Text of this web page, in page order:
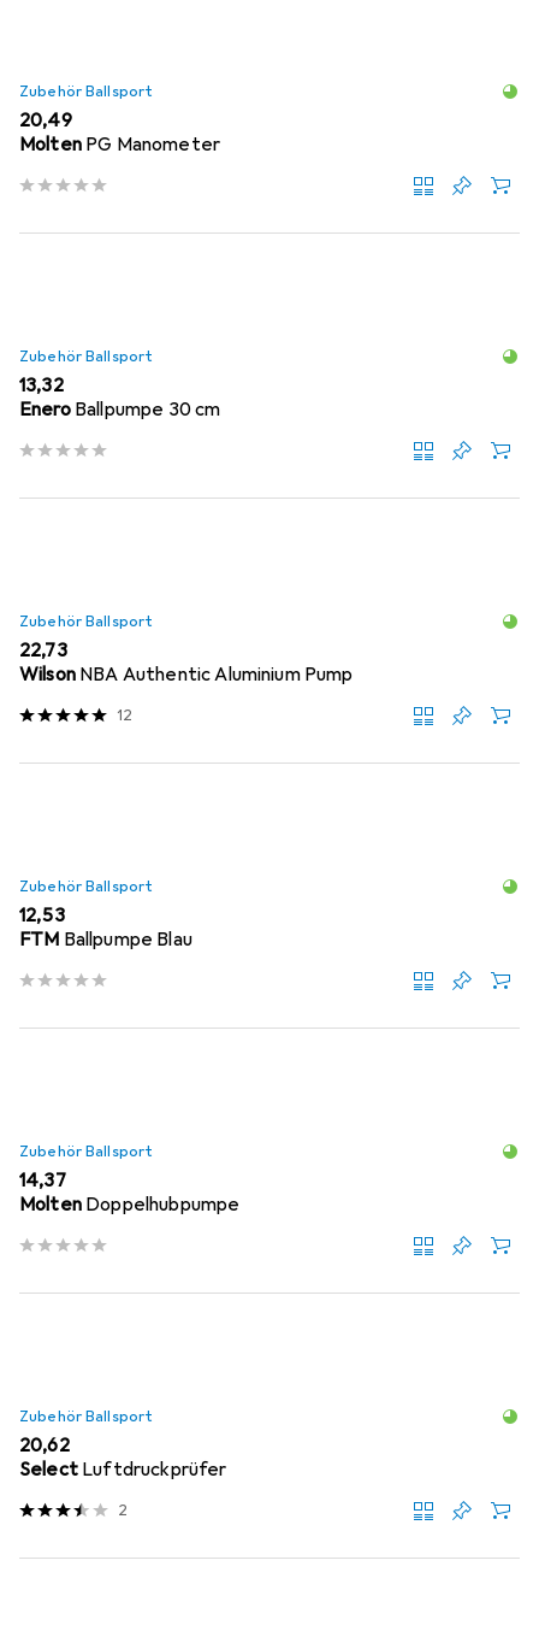
Zubehör Ballsport
EUR
20,49
Molten PG Manometer
Zubehör Ballsport
EUR
13,32
Enero Ballpumpe 30 cm
Zubehör Ballsport
EUR
22,73
Wilson NBA Authentic Aluminium Pump
12
Zubehör Ballsport
EUR
12,53
FTM Ballpumpe Blau
Zubehör Ballsport
EUR
14,37
Molten Doppelhubpumpe
Zubehör Ballsport
EUR
20,62
Select Luftdruckprüfer
2